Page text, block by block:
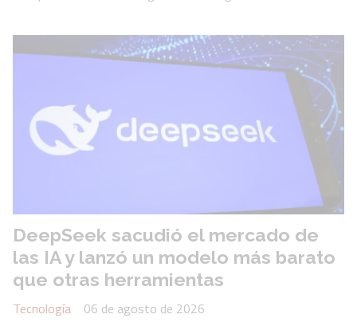
DeepSeek sacudió el mercado de
las IA y lanzó un modelo más barato
que otras herramientas
Tecnología
06 de agosto de 2026